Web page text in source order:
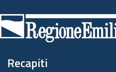
di
pagina
Recapiti